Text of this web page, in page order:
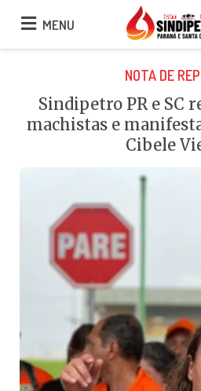
MENU
MENU
NOTA DE
Sindipetro PR e SC
machistas e
Cibele